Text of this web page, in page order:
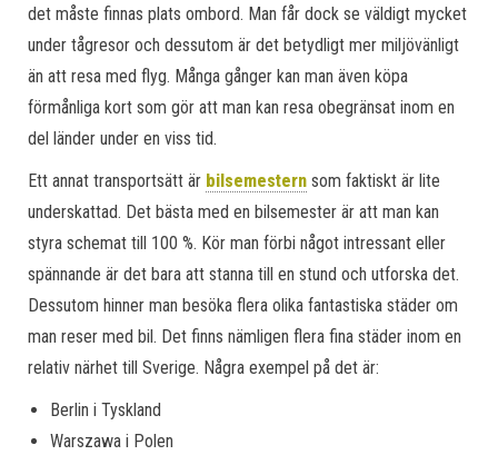
det måste finnas plats ombord. Man får dock se väldigt mycket
under tågresor och dessutom är det betydligt mer miljövänligt
än att resa med flyg. Många gånger kan man även köpa
förmånliga kort som gör att man kan resa obegränsat inom en
del länder under en viss tid.
Ett annat transportsätt är bilsemestern som faktiskt är lite
underskattad. Det bästa med en bilsemester är att man kan
styra schemat till 100 %. Kör man förbi något intressant eller
spännande är det bara att stanna till en stund och utforska det.
Dessutom hinner man besöka flera olika fantastiska städer om
man reser med bil. Det finns nämligen flera fina städer inom en
relativ närhet till Sverige. Några exempel på det är:
Berlin i Tyskland
Warszawa i Polen